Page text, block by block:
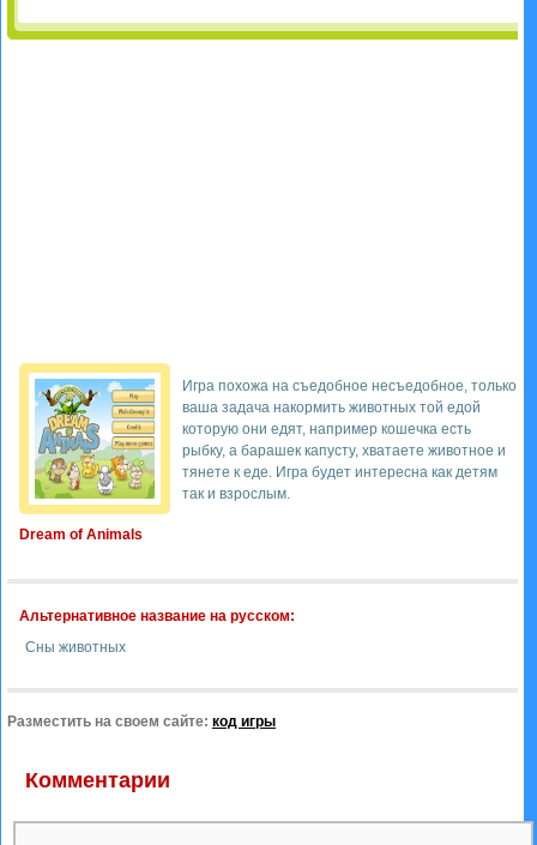
Dream of Animals
Игра похожа на съедобное несъедобное, только
ваша задача накормить животных той едой
которую они едят, например кошечка есть
рыбку, а барашек капусту, хватаете животное и
тянете к еде. Игра будет интересна как детям
так и взрослым.
Альтернативное название на русском:
Сны животных
Разместить на своем сайте: код игры
Комментарии